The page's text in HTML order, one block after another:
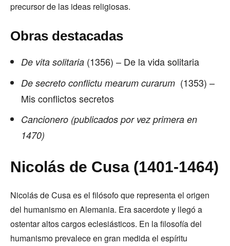
precursor de las ideas religiosas.
Obras destacadas
De vita solitaria (1356) – De la vida solitaria
De secreto conflictu mearum curarum (1353) –
Mis conflictos secretos
Cancionero (publicados por vez primera en
1470)
Nicolás de Cusa (1401-1464)
Nicolás de Cusa es el filósofo que representa el origen
del humanismo en Alemania. Era sacerdote y llegó a
ostentar altos cargos eclesiásticos. En la filosofía del
humanismo prevalece en gran medida el espíritu